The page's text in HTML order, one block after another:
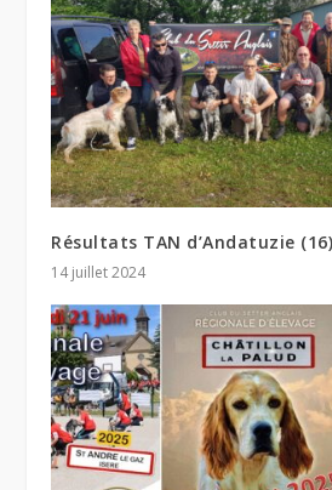
Résultats TAN d’Andatuzie
14 juillet 2024